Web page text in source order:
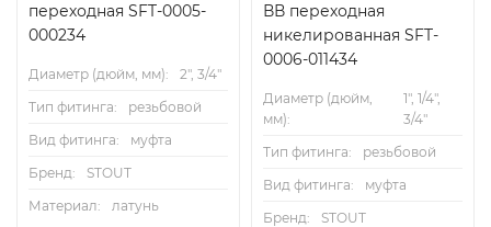
переходная SFT-0005-
000234
Диаметр (дюйм, мм):
2", 3/4"
Тип фитинга:
резьбовой
Вид фитинга:
муфта
Бренд:
STOUT
Материал:
латунь
ВВ переходная
никелированная SFT-
0006-011434
Диаметр (дюйм,
мм):
1", 1/4",
3/4"
Тип фитинга:
резьбовой
Вид фитинга:
муфта
Бренд:
STOUT